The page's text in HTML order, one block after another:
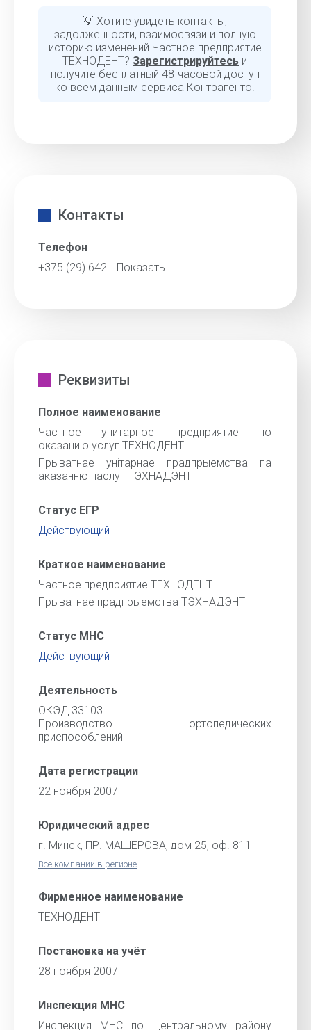
💡 Хотите увидеть контакты,
задолженности, взаимосвязи и полную
историю изменений Частное предприятие
ТЕХНОДЕНТ? Зарегистрируйтесь и
получите бесплатный 48-часовой доступ
ко всем данным сервиса Контрагенто.
Контакты
Телефон
+375 (29) 642… Показать
Реквизиты
Полное наименование
Частное унитарное предприятие по
оказанию услуг ТЕХНОДЕНТ
Прыватнае унiтарнае прадпрыемства па
аказанню паслуг ТЭХНАДЭНТ
Статус ЕГР
Действующий
Краткое наименование
Частное предприятие ТЕХНОДЕНТ
Прыватнае прадпрыемства ТЭХНАДЭНТ
Статус МНС
Действующий
Деятельность
ОКЭД 33103
Производство ортопедических
приспособлений
Дата регистрации
22 ноября 2007
Юридический адрес
г. Минск, ПР. МАШЕРОВА, дом 25, оф. 811
Все компании в регионе
Фирменное наименование
ТЕХНОДЕНТ
Постановка на учёт
28 ноября 2007
Инспекция МНС
Инспекция МНС по Центральному району